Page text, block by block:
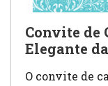
Convite de
Elegante
O convite de